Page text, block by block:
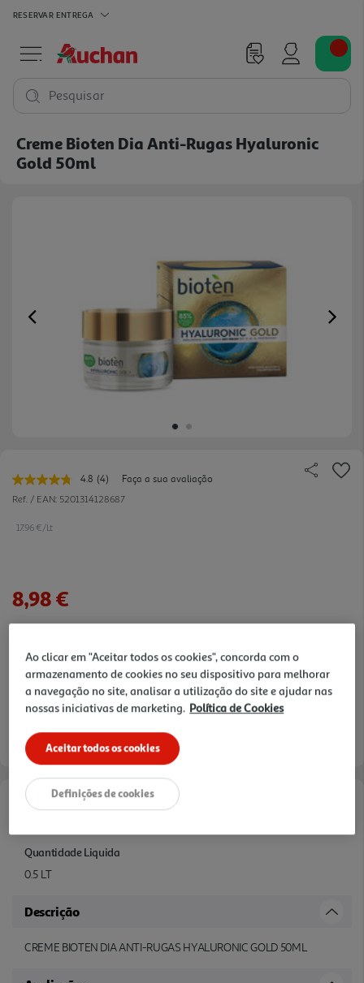
RESERVAR ENTREGA
Pesquisar
Creme Bioten Dia Anti-Rugas Hyaluronic
Gold 50ml
Previous
4.8 Leu
4
(4)
Faça a sua avaliação
Ref. / EAN: 5201314128687
17.96 €/Lt
8,98 €
Quantidade Liquida
0.5 LT
Descrição
CREME BIOTEN DIA ANTI-RUGAS HYALURONIC GOLD 50ML
Ao clicar em "Aceitar todos os cookies", concorda com o
armazenamento de cookies no seu dispositivo para melhorar
a navegação no site, analisar a utilização do site e ajudar nas
nossas iniciativas de marketing. Política de Cookies
Aceitar todos os cookies
Definições de cookies